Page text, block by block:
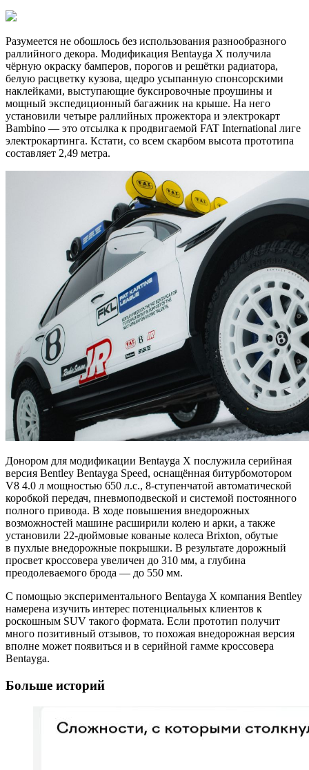
Разумеется не обошлось без использования разнообразного
раллийного декора. Модификация Bentayga X получила
чёрную окраску бамперов, порогов и решётки радиатора,
белую расцветку кузова, щедро усыпанную спонсорскими
наклейками, выступающие буксировочные проушины и
мощный экспедиционный багажник на крыше. На него
установили четыре раллийных прожектора и электрокарт
Bambino — это отсылка к продвигаемой FAT International лиге
электрокартинга. Кстати, со всем скарбом высота прототипа
составляет 2,49 метра.
Донором для модификации Bentayga X послужила серийная
версия Bentley Bentayga Speed, оснащённая битурбомотором
V8 4.0 л мощностью 650 л.с., 8‑ступенчатой автоматической
коробкой передач, пневмоподвеской и системой постоянного
полного привода. В ходе повышения внедорожных
возможностей машине расширили колею и арки, а также
установили 22‑дюймовые кованые колеса Brixton, обутые
в пухлые внедорожные покрышки. В результате дорожный
просвет кроссовера увеличен до 310 мм, а глубина
преодолеваемого брода — до 550 мм.
С помощью экспериментального Bentayga X компания Bentley
намерена изучить интерес потенциальных клиентов к
роскошным SUV такого формата. Если прототип получит
много позитивный отзывов, то похожая внедорожная версия
вполне может появиться и в серийной гамме кроссовера
Bentayga.
Больше историй